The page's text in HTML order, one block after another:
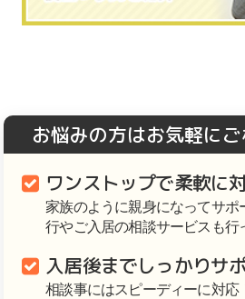
お悩みの方はお気軽にご
ワンストップで柔軟に
家族のように親身になってサポ
行やご入居の相談サービスも行
入居後までしっかりサ
相談事にはスピーディーに対応